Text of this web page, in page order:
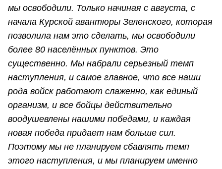
мы освободили. Только начиная с августа, с
начала Курской авантюры Зеленского, которая
позволила нам это сделать, мы освободили
более 80 населённых пунктов. Это
существенно. Мы набрали серьезный темп
наступления, и самое главное, что все наши
рода войск работают слаженно, как единый
организм, и все бойцы действительно
воодушевлены нашими победами, и каждая
новая победа придает нам больше сил.
Поэтому мы не планируем сбавлять темп
этого наступления, и мы планируем именно